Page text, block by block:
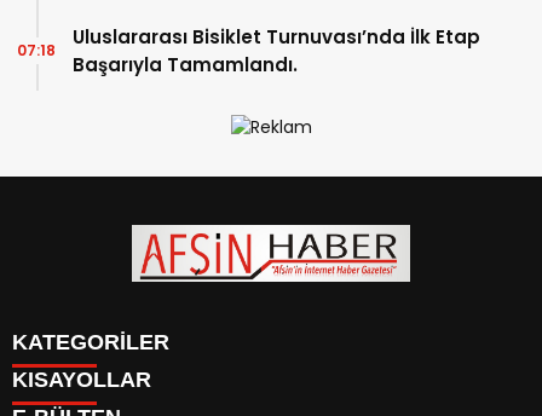
Uluslararası Bisiklet Turnuvası’nda İlk Etap
Başarıyla Tamamlandı.
07:18
KATEGORİLER
SİYASET
KISAYOLLAR